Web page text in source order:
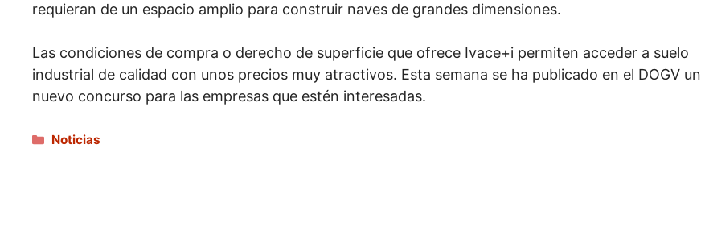
requieran de un espacio amplio para construir naves de grandes dimensiones.
Las condiciones de compra o derecho de superficie que ofrece Ivace+i permiten acceder a suelo
industrial de calidad con unos precios muy atractivos. Esta semana se ha publicado en el DOGV un
nuevo concurso para las empresas que estén interesadas.
Categorías
Noticias